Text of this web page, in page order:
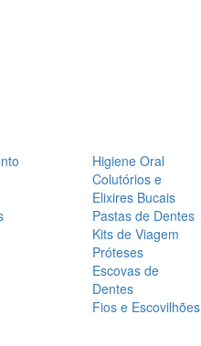
Higiene Oral
Colutórios e
Elixires Bucais
Pastas de Dentes
Kits de Viagem
Próteses
Escovas de
Dentes
Fios e Escovilhões